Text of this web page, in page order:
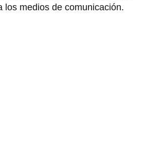
los medios de comunicación.